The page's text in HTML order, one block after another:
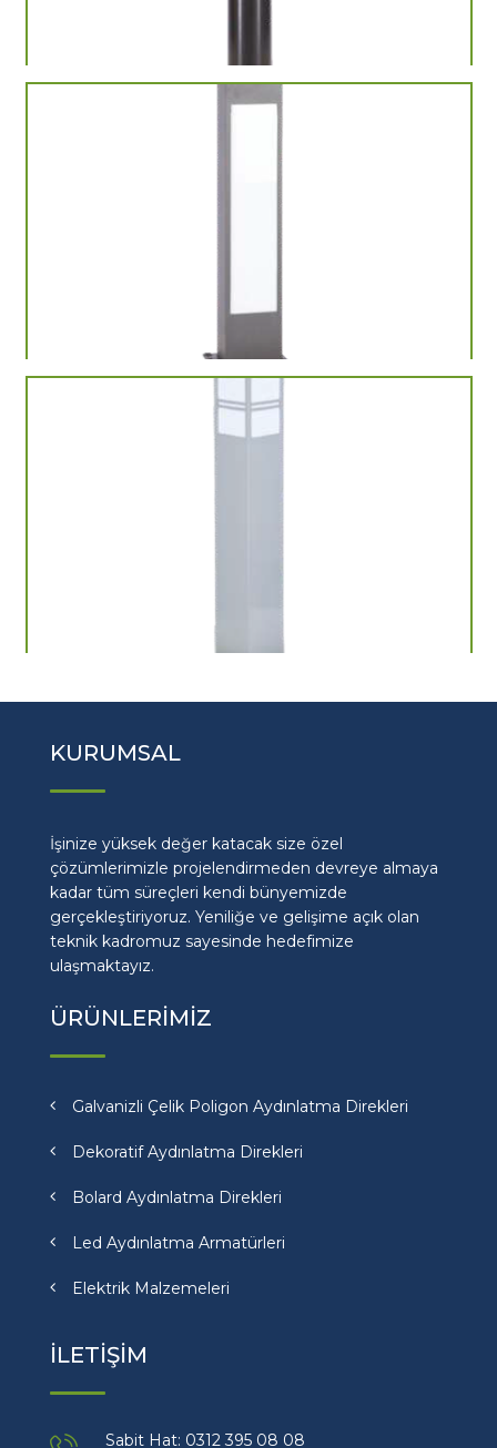
KURUMSAL
İşinize yüksek değer katacak size özel
çözümlerimizle projelendirmeden devreye almaya
kadar tüm süreçleri kendi bünyemizde
gerçekleştiriyoruz. Yeniliğe ve gelişime açık olan
teknik kadromuz sayesinde hedefimize
ulaşmaktayız.
ÜRÜNLERİMİZ
Galvanizli Çelik Poligon Aydınlatma Direkleri
Dekoratif Aydınlatma Direkleri
Bolard Aydınlatma Direkleri
Led Aydınlatma Armatürleri
Elektrik Malzemeleri
İLETİŞİM
Sabit Hat: 0312 395 08 08